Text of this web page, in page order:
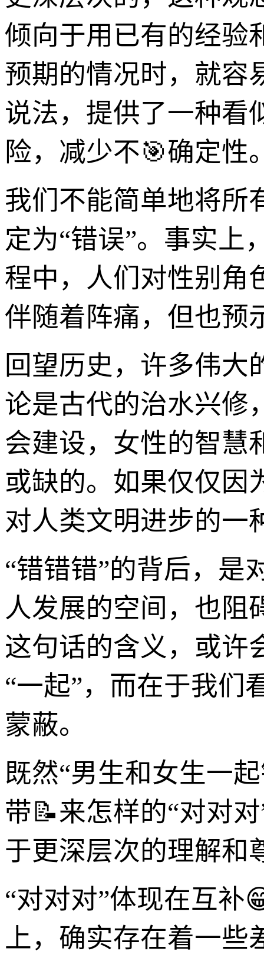
倾向于用已有的经验
预期的情况时，就容
说法，提供了一种看
险，减少不🎯确定性
我们不能简单地将所
定为“错误”。事实上
程中，人们对性别角
伴随着阵痛，但也预
回望历史，许多伟大
论是古代的治水兴修
会建设，女性的智慧
或缺的。如果仅仅因
对人类文明进步的一
“错错错”的背后，是
人发展的空间，也阻
这句话的含义，或许
“一起”，而在于我们
蒙蔽。
既然“男生和女生一
带📝来怎样的“对对
于更深层次的理解和
“对对对”体现在互补
上，确实存在着一些